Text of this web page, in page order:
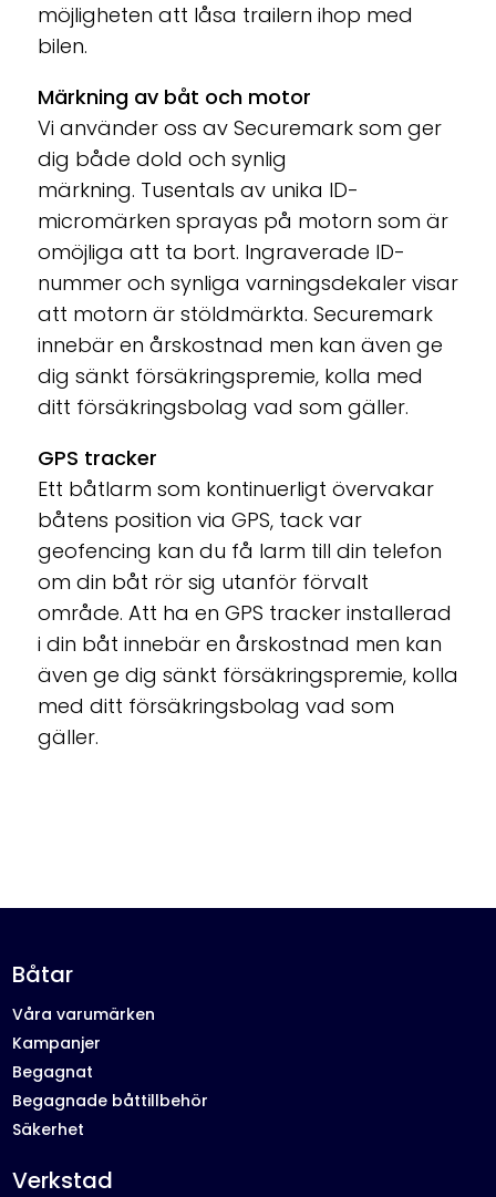
möjligheten att låsa trailern ihop med
bilen.
Märkning av båt och motor
Vi använder oss av Securemark som ger
dig både dold och synlig
märkning. Tusentals av unika ID-
micromärken sprayas på motorn som är
omöjliga att ta bort. Ingraverade ID-
nummer och synliga varningsdekaler visar
att motorn är stöldmärkta. Securemark
innebär en årskostnad men kan även ge
dig sänkt försäkringspremie, kolla med
ditt försäkringsbolag vad som gäller.
GPS tracker
Ett båtlarm som kontinuerligt övervakar
båtens position via GPS, tack var
geofencing kan du få larm till din telefon
om din båt rör sig utanför förvalt
område. Att ha en GPS tracker installerad
i din båt innebär en årskostnad men kan
även ge dig sänkt försäkringspremie, kolla
med ditt försäkringsbolag vad som
gäller.
Båtar
Våra varumärken
Kampanjer
Begagnat
Begagnade båttillbehör
Säkerhet
Verkstad